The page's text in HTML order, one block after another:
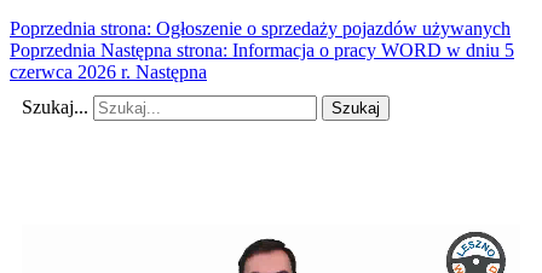
Poprzednia strona: Ogłoszenie o sprzedaży pojazdów używanych
Poprzednia Następna strona: Informacja o pracy WORD w dniu 5
czerwca 2026 r. Następna
Szukaj...
Szukaj